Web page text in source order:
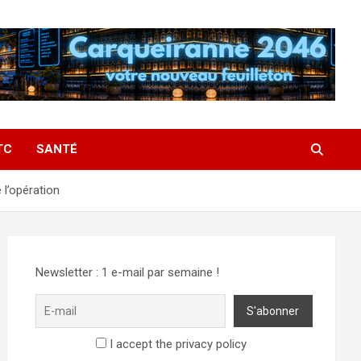
SANTÉ
Newsletter : 1 e-mail par semaine !
I accept the privacy policy